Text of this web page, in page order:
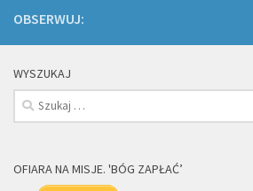
OBSERWUJ:
WYSZUKAJ
Szukaj:
OFIARA NA MISJE. 'BÓG ZAPŁAĆ’